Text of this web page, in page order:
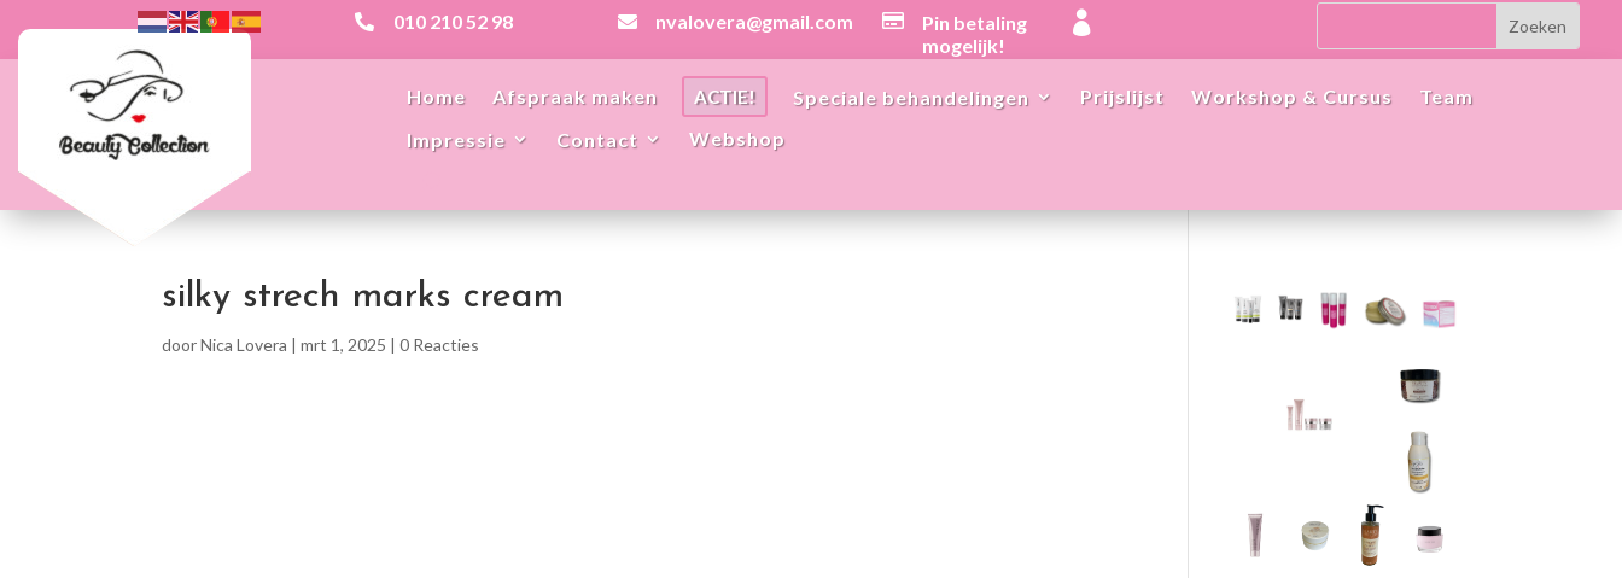
 010 210 52 98  nvalovera@gmail.com 
Pin betaling
mogelijk!

Home Afspraak maken ACTIE! Speciale behandelingen Prijslijst Workshop & Cursus
Team
Impressie
Contact Webshop
silky strech marks cream
doorNica Lovera |mrt 1, 2025 |0 Reacties